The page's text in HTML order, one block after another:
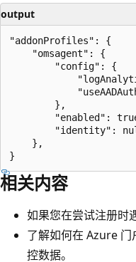
output
"addonProfiles": {
    "omsagent": {
        "config": {
        },
"enabled":
"identity":
    },
相关内容
如果您在尝试注册时
了解如何在 Azure
控数据。